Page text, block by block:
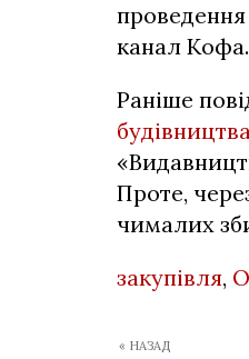
проведення
канал Кофа.
Раніше
Проте,
чималих
закупівля,
« НАЗАД